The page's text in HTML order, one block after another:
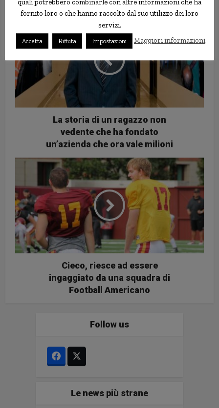
La storia di un ragazzo non
vedente che ha fondato
un’azienda che ora vale milioni
Cieco, riesce ad essere
ingaggiato da una squadra di
Football Americano
Follow us
Le news più strane
quali potrebbero combinarle con altre informazioni che ha
fornito loro o che hanno raccolto dal suo utilizzo dei loro
servizi.
Accetta Rifiuta Impostazioni Maggiori informazioni